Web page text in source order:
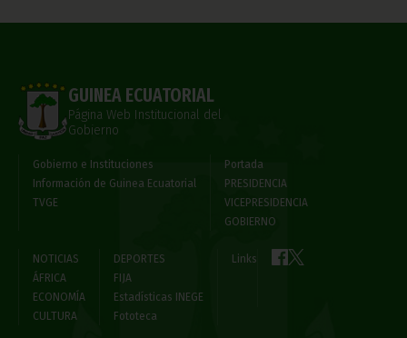
GUINEA ECUATORIAL
Página Web Institucional del
Gobierno
Gobierno e Instituciones
Información de Guinea Ecuatorial
TVGE
Portada
PRESIDENCIA
VICEPRESIDENCIA
GOBIERNO
NOTICIAS
ÁFRICA
ECONOMÍA
CULTURA
DEPORTES
FIJA
Estadísticas INEGE
Fototeca
Links